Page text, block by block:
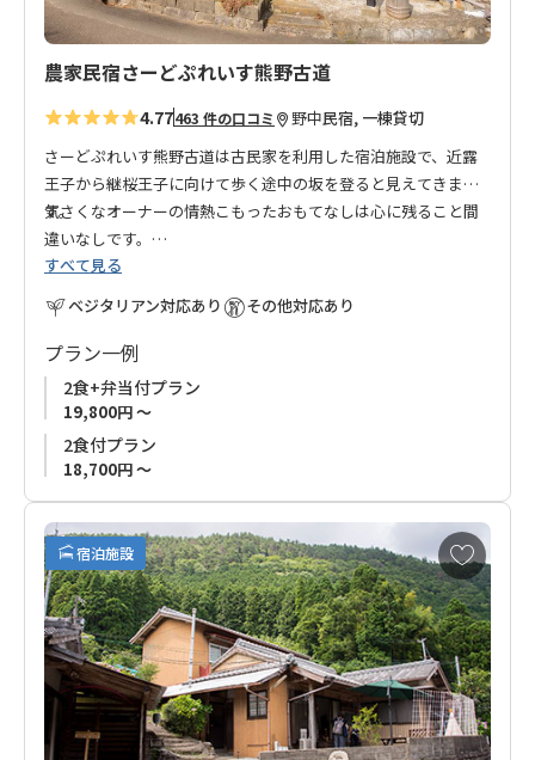
農家民宿さーどぷれいす熊野古道
4.77463 件の口コミ 野中民宿, 一棟貸切
さーどぷれいす熊野古道は古民家を利用した宿泊施設で、近露
王子から継桜王子に向けて歩く途中の坂を登ると見えてきま
す。
さーどぷれいすとは、1st自宅、2nd職場や学校といったこれら
の日常に属する場所とは違う居心地のいい第３の場所を意味し
ます。
趣のある古い木の古民家は日本の美を感じるアンティークや調
度品で整えられ落ち着いた佇まい。ゆったりとした山の時間を
過ごしていただけます。
気さくなオーナーの情熱こもったおもてなしは心に残ること間
違いなしです。
熊野古道歩きに、和歌山の田舎ライフ体験に、ご利用くださ
い。
◆チェックイン・お食事場所のお知らせ◆
チェックインのお手続き、お食事ご提供はレセプション「さー
どぷれいす Chaya4」にて行います。
詳細は掲載画像をご確認ください。
できません。
６月・７月・８月・12月・１月・２月の期間のみ１名様での
ご予約可。
すべて見る
ベジタリアン対応あり
その他対応あり
プラン一例
2食+弁当付プラン
19,800円 ～
2食付プラン
18,700円 ～
宿泊施設
お
気
に
入
り
に
追
加